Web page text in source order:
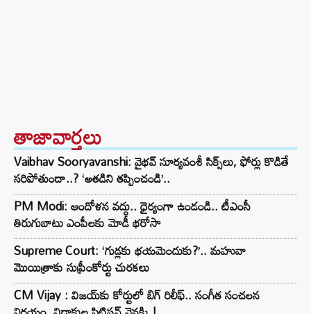
తాజావార్తలు
Vaibhav Sooryavanshi: వైభవ్ సూర్యవంశీ సిక్స్‌లు, ఫోర్లు కొడితే
సరిపోతుందా..? ‘అతడిని తప్పించండి’..
PM Modi: ఆందోళన వద్దు.. ధైర్యంగా ఉండండి.. టీఎంసీ
తిరుగుబాటు ఎంపీలకు మోడీ భరోసా
Supreme Court: ‘గుడ్లకు భయమెందుకు?’.. మహువా
మొయిత్రాకు సుప్రీంకోర్టు చురకలు
CM Vijay : విజయ్‌కు కోర్టులో బిగ్ రిలీఫ్.. సంగీత సంచలన